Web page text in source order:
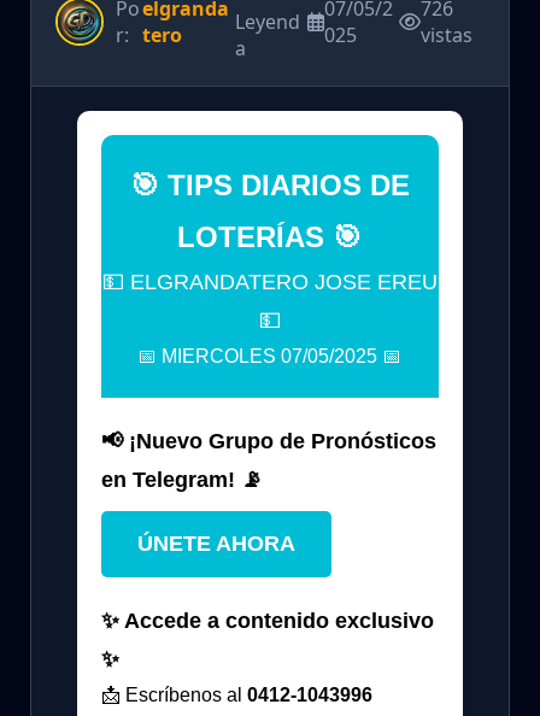
Po
r:
elgranda
tero
Leyend
a
07/05/2
025
726
vistas
🎯 TIPS DIARIOS DE
LOTERÍAS 🎯
💵 ELGRANDATERO JOSE EREU
💵
📅 MIERCOLES 07/05/2025 📅
📢 ¡Nuevo Grupo de Pronósticos
en Telegram! 📡
ÚNETE AHORA
✨ Accede a contenido exclusivo
✨
📩 Escríbenos al 0412-1043996